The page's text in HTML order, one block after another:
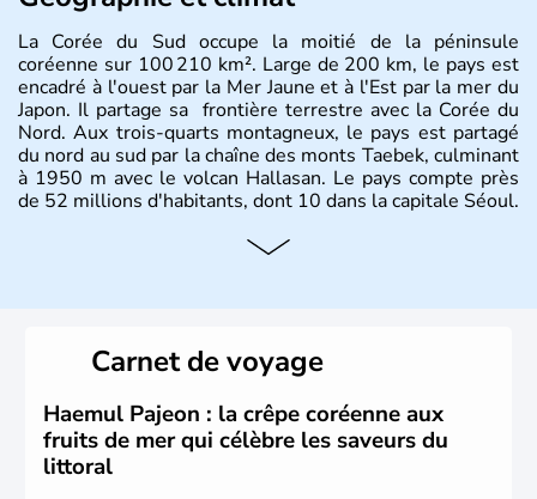
La Corée du Sud occupe la moitié de la péninsule
coréenne sur 100 210 km². Large de 200 km, le pays est
encadré à l'ouest par la Mer Jaune et à l'Est par la mer du
Japon. Il partage sa frontière terrestre avec la Corée du
Nord. Aux trois-quarts montagneux, le pays est partagé
du nord au sud par la chaîne des monts Taebek, culminant
à 1950 m avec le volcan Hallasan. Le pays compte près
de 52 millions d'habitants, dont 10 dans la capitale Séoul.
Histoire et administration
christianisme et le bouddhisme en sont les deux
principales religions. Ce pays partage sa culture avec la
Corée du Nord. Les Jeux Olympiques s’y sont déroulés en
1988, de même que la Coupe du Monde de football en
2002, en collaboration avec le Japon.
Carnet de voyage
Haemul Pajeon : la crêpe coréenne aux
fruits de mer qui célèbre les saveurs du
littoral